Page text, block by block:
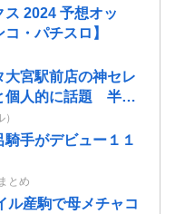
2024 予想オッ
・パチスロ】
大宮駅前店の神セレ
個人的に話題 半個
ニターを搭載
騎手がデビュー１１
とめ
ル産駒で母メチャコ